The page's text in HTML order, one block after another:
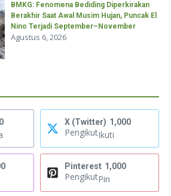
BMKG: Fenomena Bediding Diperkirakan
Berakhir Saat Awal Musim Hujan, Puncak El
Nino Terjadi September–November
Agustus 6, 2026
X (Twitter) 1,000
PengikutIkuti
Pinterest 1,000
PengikutPin